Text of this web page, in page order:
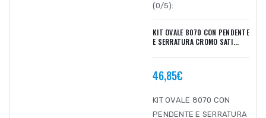
(0/5):
KIT OVALE 8070 CON PENDENTE
E SERRATURA CROMO SATI...
46,85€
KIT OVALE 8070 CON
PENDENTE E SERRATURA